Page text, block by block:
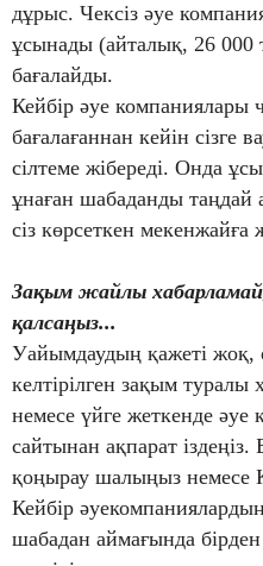
дұрыс. Чексіз әуе
ұсынады (айталық, 26 000
бағалайды.
Кейбір әуе
бағалағаннан кейін сізге
сілтеме жібереді. Онда
ұнаған шабаданды таңдай
сіз көрсеткен мекенжайға
Зақым жайлы
қалсаңыз...
Уайымдаудың қажеті жоқ,
келтірілген зақым
немесе үйге жеткенде
сайтынан ақпарат
қоңырау шалыңыз немесе
Кейбір
шабадан аймағында